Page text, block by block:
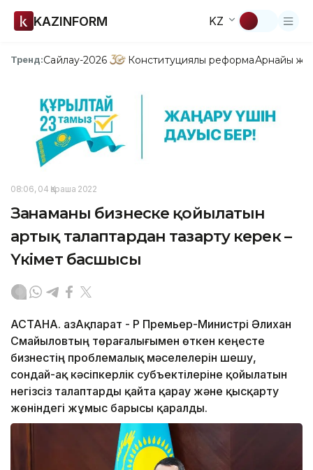
KAZINFORM KZ
Тренд:Сайлау-2026 Конституциялық реформаАрнайы
08:06, 04 Қараша 2022
Заңнаманы бизнеске қойылатын
артық талаптардан тазарту керек –
Үкімет басшысы
АСТАНА. ҚазАқпарат - ҚР Премьер-Министрі Әлихан
Смайыловтың төрағалығымен өткен кеңесте
бизнестің проблемалық мәселелерін шешу,
сондай-ақ кәсіпкерлік субъектілеріне қойылатын
негізсіз талаптарды қайта қарау және қысқарту
жөніндегі жұмыс барысы қаралды.